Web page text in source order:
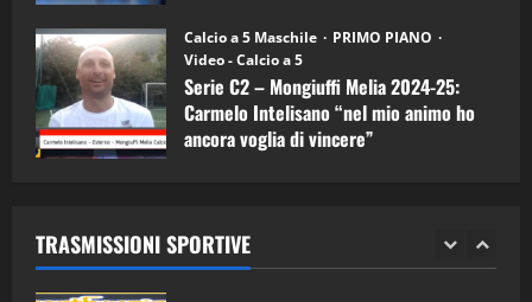
Calcio a 5 Maschile
PRIMO PIANO
Video - Calcio a 5
Serie C2 – Mongiuffi Melia 2024-25:
Carmelo Intelisano “nel mio animo ho
ancora voglia di vincere”
TRASMISSIONI SPORTIVE
1
“SportEmpire” in Podcast: 30^ Puntata
(Martedi 05 Maggio 2026)
08/05/2026
2 28/04/2026